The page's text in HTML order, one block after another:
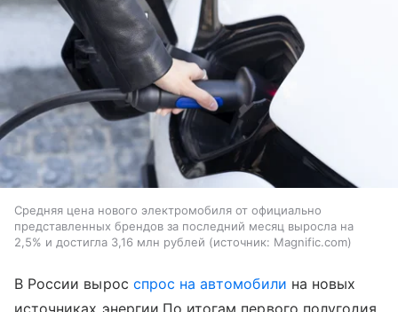
Средняя цена нового электромобиля от официально
представленных брендов за последний месяц выросла на
2,5% и достигла 3,16 млн рублей
источник: Magnific.com
В России вырос спрос на автомобили на новых
источниках энергии.По итогам первого полугодия